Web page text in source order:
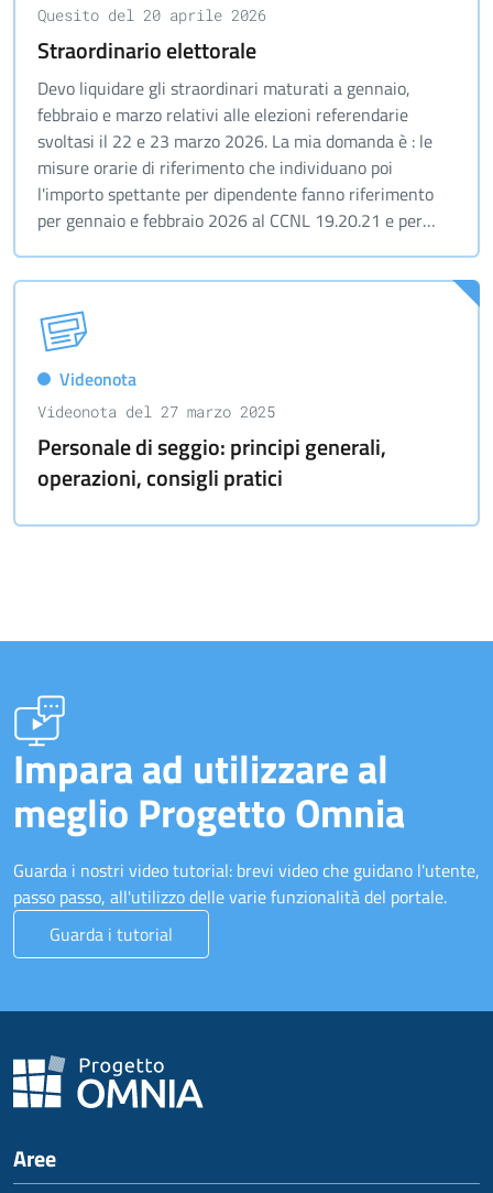
Quesito del 20 aprile 2026
Straordinario elettorale
Devo liquidare gli straordinari maturati a gennaio,
febbraio e marzo relativi alle elezioni referendarie
svoltasi il 22 e 23 marzo 2026. La mia domanda è : le
misure orarie di riferimento che individuano poi
l'importo spettante per dipendente fanno riferimento
per gennaio e febbraio 2026 al CCNL 19.20.21 e per
solo il CCNL 22.23.24?
Videonota
Videonota del 27 marzo 2025
Personale di seggio: principi generali,
operazioni, consigli pratici
Impara ad utilizzare al
meglio Progetto Omnia
Guarda i nostri video tutorial: brevi video che guidano l'utente,
passo passo, all'utilizzo delle varie funzionalità del portale.
Guarda i tutorial
Aree